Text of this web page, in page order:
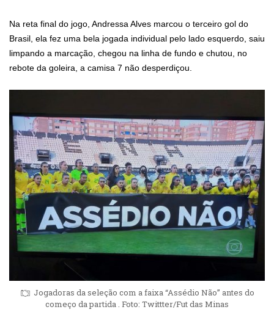
Na reta final do jogo, Andressa Alves marcou o terceiro gol do
Brasil, ela fez uma bela jogada individual pelo lado esquerdo, saiu
limpando a marcação, chegou na linha de fundo e chutou, no
rebote da goleira, a camisa 7 não desperdiçou.
Jogadoras da seleção com a faixa “Assédio Não” antes do
começo da partida . Foto: Twittter/Fut das Minas